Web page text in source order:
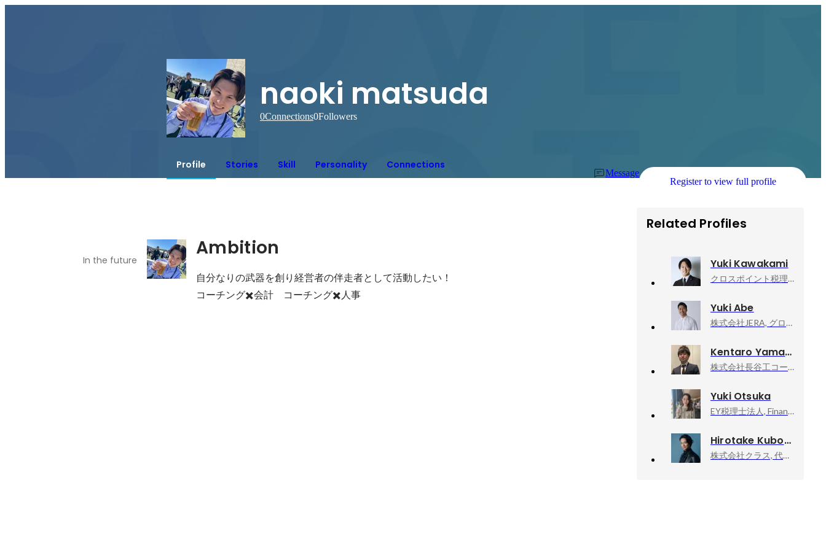
naoki matsuda
0Connections0Followers
Profile Stories Skill Personality Connections
Message
Register to view full profile
Ambition
In the future
自分なりの武器を創り経営者の伴走者として活動したい！
コーチング✖️会計　コーチング✖️人事
Related Profiles
Yuki Kawakami
クロスポイント税理士法人, 代表社員
Yuki Abe
株式会社JERA, グローバル税務部タックスプランニングユニット
Kentaro Yamada
株式会社長谷工コーポレーション
Yuki Otsuka
EY税理士法人, Financial Services Transfer Pricing
Hirotake Kubo
株式会社クラス, 代表取締役社長